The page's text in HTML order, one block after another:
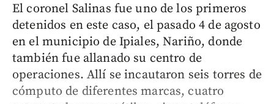
El coronel Salinas fue uno de los primeros
detenidos en este caso, el pasado 4 de agosto
en el municipio de Ipiales, Nariño, donde
también fue allanado su centro de
operaciones. Allí se incautaron seis torres de
cómputo de diferentes marcas, cuatro